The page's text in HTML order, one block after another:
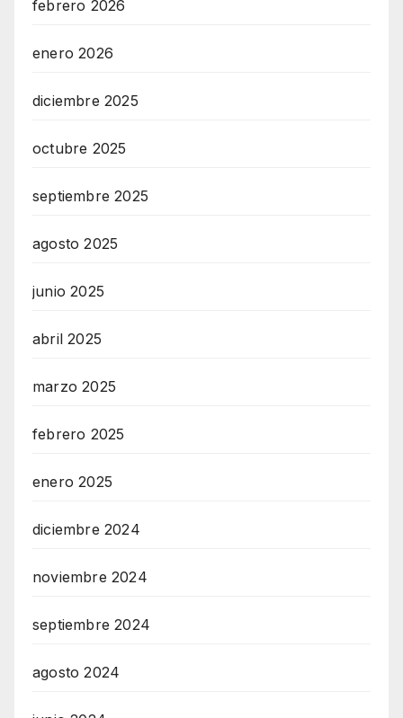
febrero 2026
enero 2026
diciembre 2025
octubre 2025
septiembre 2025
agosto 2025
junio 2025
abril 2025
marzo 2025
febrero 2025
enero 2025
diciembre 2024
noviembre 2024
septiembre 2024
agosto 2024